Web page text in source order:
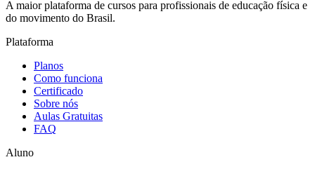
A maior plataforma de cursos para profissionais de educação física e
do movimento do Brasil.
Plataforma
Planos
Como funciona
Certificado
Sobre nós
Aulas Gratuitas
FAQ
Aluno